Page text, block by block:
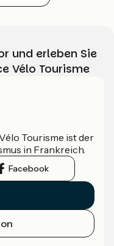
und erleben Sie
Vélo Tourisme
Tourisme ist der
in Frankreich.
Facebook